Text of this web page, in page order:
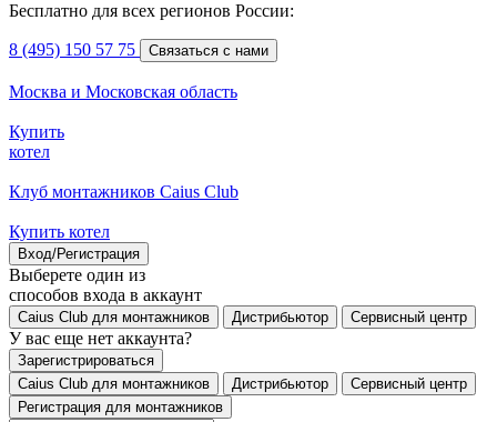
Бесплатно для всех регионов России:
8 (495) 150 57 75 Связаться с нами
Москва и Московская область
Купить
котел
Клуб монтажников Caius Club
Купить котел
Вход/Регистрация
Выберете один из
способов входа в аккаунт
Caius Club для монтажников Дистрибьютор Сервисный центр
У вас еще нет аккаунта?
Зарегистрироваться
Caius Club для монтажников
Дистрибьютор
Сервисный центр
Регистрация для монтажников